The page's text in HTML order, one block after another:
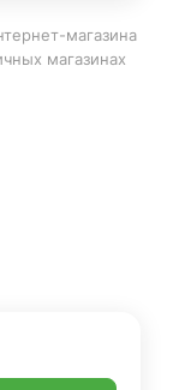
магазина
магазинах